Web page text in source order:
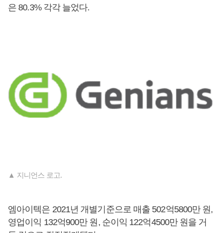
은 80.3% 각각 늘었다.
▲ 지니언스 로고.
엠아이텍은 2021년 개별기준으로 매출 502억5800만 원,
영업이익 132억900만 원, 순이익 122억4500만 원을 거